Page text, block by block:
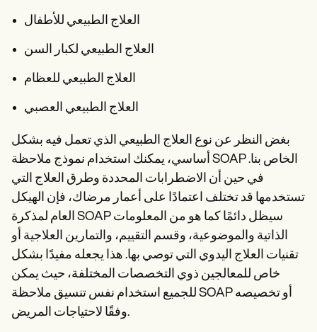
العلاج الطبيعي للأطفال
العلاج الطبيعي لكبار السن
العلاج الطبيعي للعظام
العلاج الطبيعي العصبي
بغض النظر عن نوع العلاج الطبيعي الذي تعمل فيه بشكل
أساسي، يمكنك استخدام نموذج ملاحظة SOAP الخاص بنا.
في حين أن الاضطرابات المحددة وطرق العلاج التي
تستخدمها قد تختلف اعتمادًا على أعمار مرضاك، فإن الهيكل
العام لمذكرة SOAP سيظل دائمًا كما هو من المعلومات
الذاتية والموضوعية، وقسم التقييم، والتمارين العلاجية أو
تقنيات العلاج اليدوي التي توصي بها. هذا يجعله مفيدًا بشكل
خاص للمعالجين ذوي التخصصات المختلفة، حيث يمكن
للجميع استخدام نفس تنسيق ملاحظة SOAP أو تخصيصه
وفقًا لاحتياجات المريض.